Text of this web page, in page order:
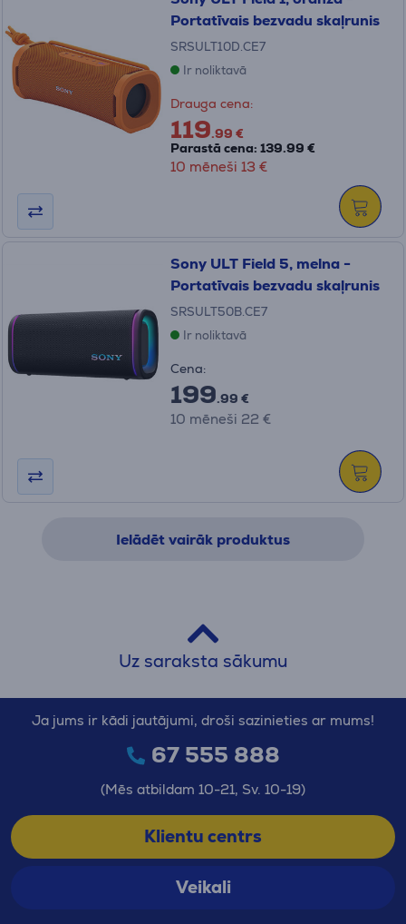
Portatīvais bezvadu skaļrunis
SRSULT10D.CE7
Ir noliktavā
Drauga cena:
119.99 €
Parastā cena: 139.99 €
10 mēneši 13 €
Sony ULT Field 5, melna -
Portatīvais bezvadu skaļrunis
SRSULT50B.CE7
Ir noliktavā
Cena:
199.99 €
10 mēneši 22 €
Ielādēt vairāk produktus
Uz saraksta sākumu
Ja jums ir kādi jautājumi, droši sazinieties ar mums!
67 555 888
(Mēs atbildam 10-21, Sv. 10-19)
Klientu centrs
Veikali